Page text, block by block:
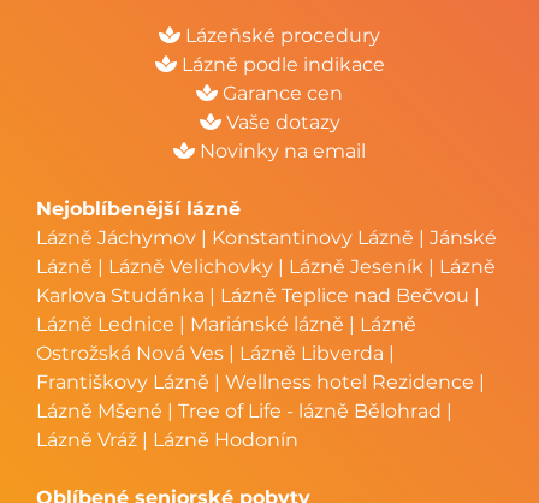
Lázeňské procedury
Lázně podle indikace
Garance cen
Vaše dotazy
Novinky na email
Nejoblíbenější lázně
Lázně Jáchymov | Konstantinovy Lázně | Jánské
Lázně | Lázně Velichovky | Lázně Jeseník | Lázně
Karlova Studánka | Lázně Teplice nad Bečvou |
Lázně Lednice | Mariánské lázně | Lázně
Ostrožská Nová Ves | Lázně Libverda |
Františkovy Lázně | Wellness hotel Rezidence |
Lázně Mšené | Tree of Life - lázně Bělohrad |
Lázně Vráž | Lázně Hodonín
Oblíbené seniorské pobyty